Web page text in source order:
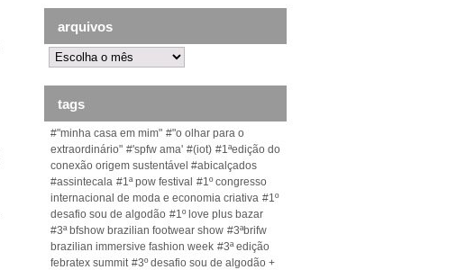
arquivos
tags
#"minha casa em mim" #"o olhar para o
extraordinário" #'spfw ama' #(iot) #1ªedição do
conexão origem sustentável #abicalçados
#assintecala #1ª pow festival #1º congresso
internacional de moda e economia criativa #1º
desafio sou de algodão #1º love plus bazar
#3ª bfshow brazilian footwear show #3ªbrifw
brazilian immersive fashion week #3ª edição
febratex summit #3º desafio sou de algodão +